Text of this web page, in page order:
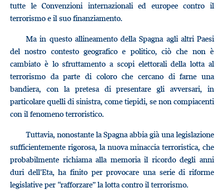
tutte le Convenzioni internazionali ed europee contro il
terrorismo e il suo finanziamento.
Ma in questo allineamento della Spagna agli altri Paesi
del nostro contesto geografico e politico, ciò che non è
cambiato è lo sfruttamento a scopi elettorali della lotta al
terrorismo da parte di coloro che cercano di farne una
bandiera, con la pretesa di presentare gli avversari, in
particolare quelli di sinistra, come tiepidi, se non compiacenti
con il fenomeno terroristico.
Tuttavia, nonostante la Spagna abbia già una legislazione
sufficientemente rigorosa, la nuova minaccia terroristica, che
probabilmente richiama alla memoria il ricordo degli anni
duri dell’Eta, ha finito per provocare una serie di riforme
legislative per “rafforzare” la lotta contro il terrorismo.